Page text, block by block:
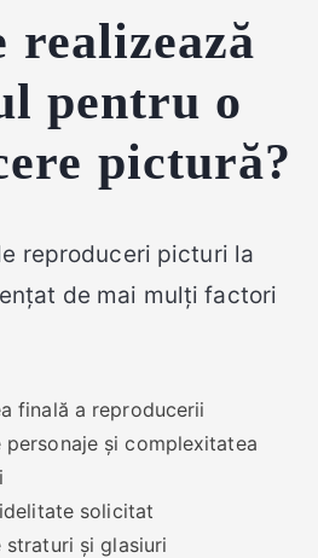
realizează
pentru o
pictură?
reproduceri picturi la
de mai mulți factori
finală a reproducerii
personaje și complexitatea
solicitat
straturi și glasiuri